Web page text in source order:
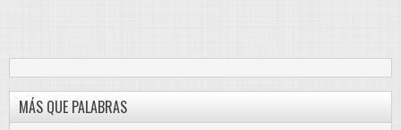
MÁS QUE PALABRAS